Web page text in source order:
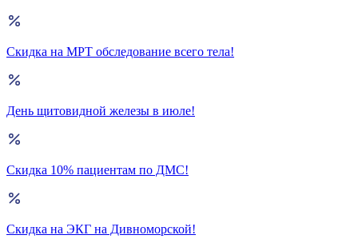
Скидка на МРТ обследование всего тела!
День щитовидной железы в июле!
Скидка 10% пациентам по ДМС!
Скидка на ЭКГ на Дивноморской!